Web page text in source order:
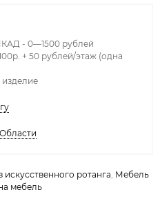
- 0—1500 рублей
+ 50 рублей/этаж (одна
ротанга Мебель
мебель